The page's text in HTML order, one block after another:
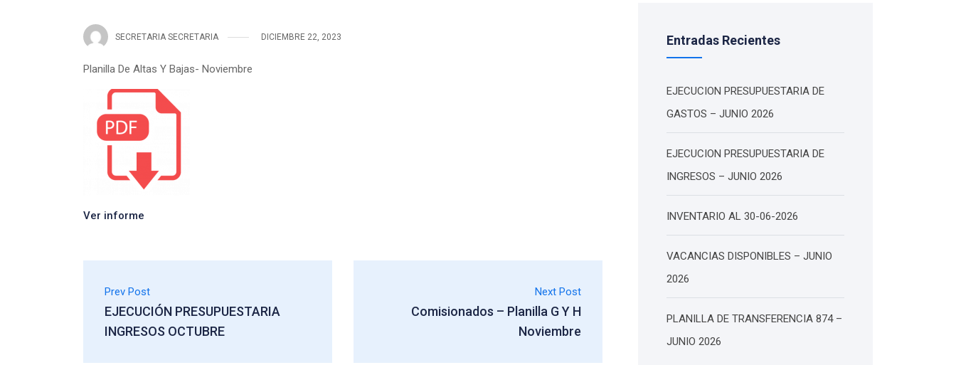
SECRETARIA SECRETARIA DICIEMBRE 22, 2023
Planilla De Altas Y Bajas- Noviembre
Ver informe
Prev Post
EJECUCIÓN PRESUPUESTARIA
INGRESOS OCTUBRE
Next Post
Comisionados – Planilla G Y H
Noviembre
Entradas Recientes
EJECUCION PRESUPUESTARIA DE
GASTOS – JUNIO 2026
EJECUCION PRESUPUESTARIA DE
INGRESOS – JUNIO 2026
INVENTARIO AL 30-06-2026
VACANCIAS DISPONIBLES – JUNIO
2026
PLANILLA DE TRANSFERENCIA 874 –
JUNIO 2026